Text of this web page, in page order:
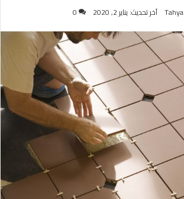
Tahya آخر تحديث: يناير 2, 2020 0